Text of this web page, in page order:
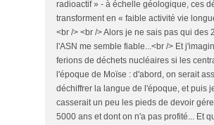
radioactif » - à échelle géologique, ces
transforment en « faible activité vie
<br /> <br /> Alors je ne sais pas qui des
l'ASN me semble fiable...<br /> Et
ferions de déchets nucléaires si les
l'époque de Moïse : d'abord, on serait
déchiffrer la langue de l'époque, et puis
casserait un peu les pieds de devoir
5000 ans et dont on n'a pas profité... Et